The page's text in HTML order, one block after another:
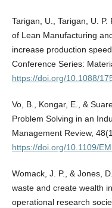
Tarigan, U., Tarigan, U.
of Lean Manufacturing
increase production
Conference Series:
https://doi.org/10.1088/
Vo, B., Kongar, E., &
Problem Solving in an
Management Review,
https://doi.org/10.1109/
Womack, J. P., & Jones,
waste and create wealth
operational research